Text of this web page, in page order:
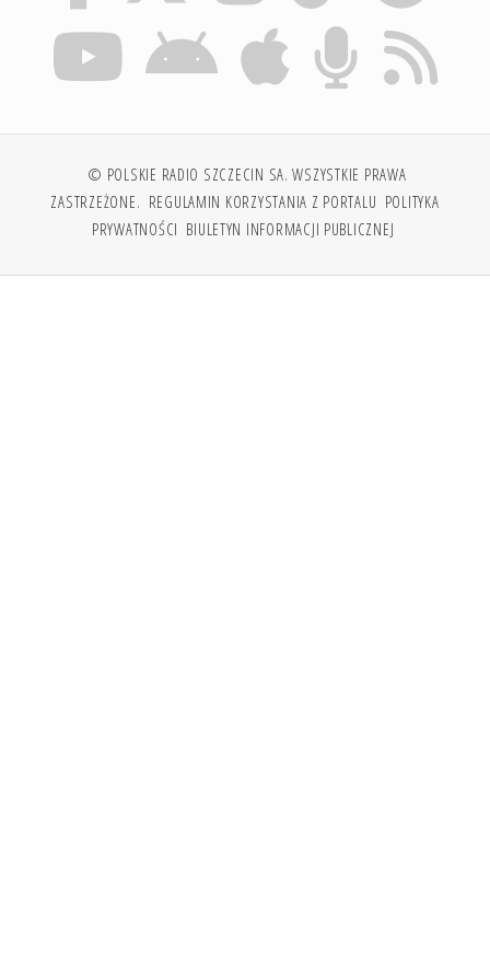
© POLSKIE RADIO SZCZECIN SA. WSZYSTKIE PRAWA
ZASTRZEŻONE. REGULAMIN KORZYSTANIA Z PORTALU POLITYKA
PRYWATNOŚCI BIULETYN INFORMACJI PUBLICZNEJ